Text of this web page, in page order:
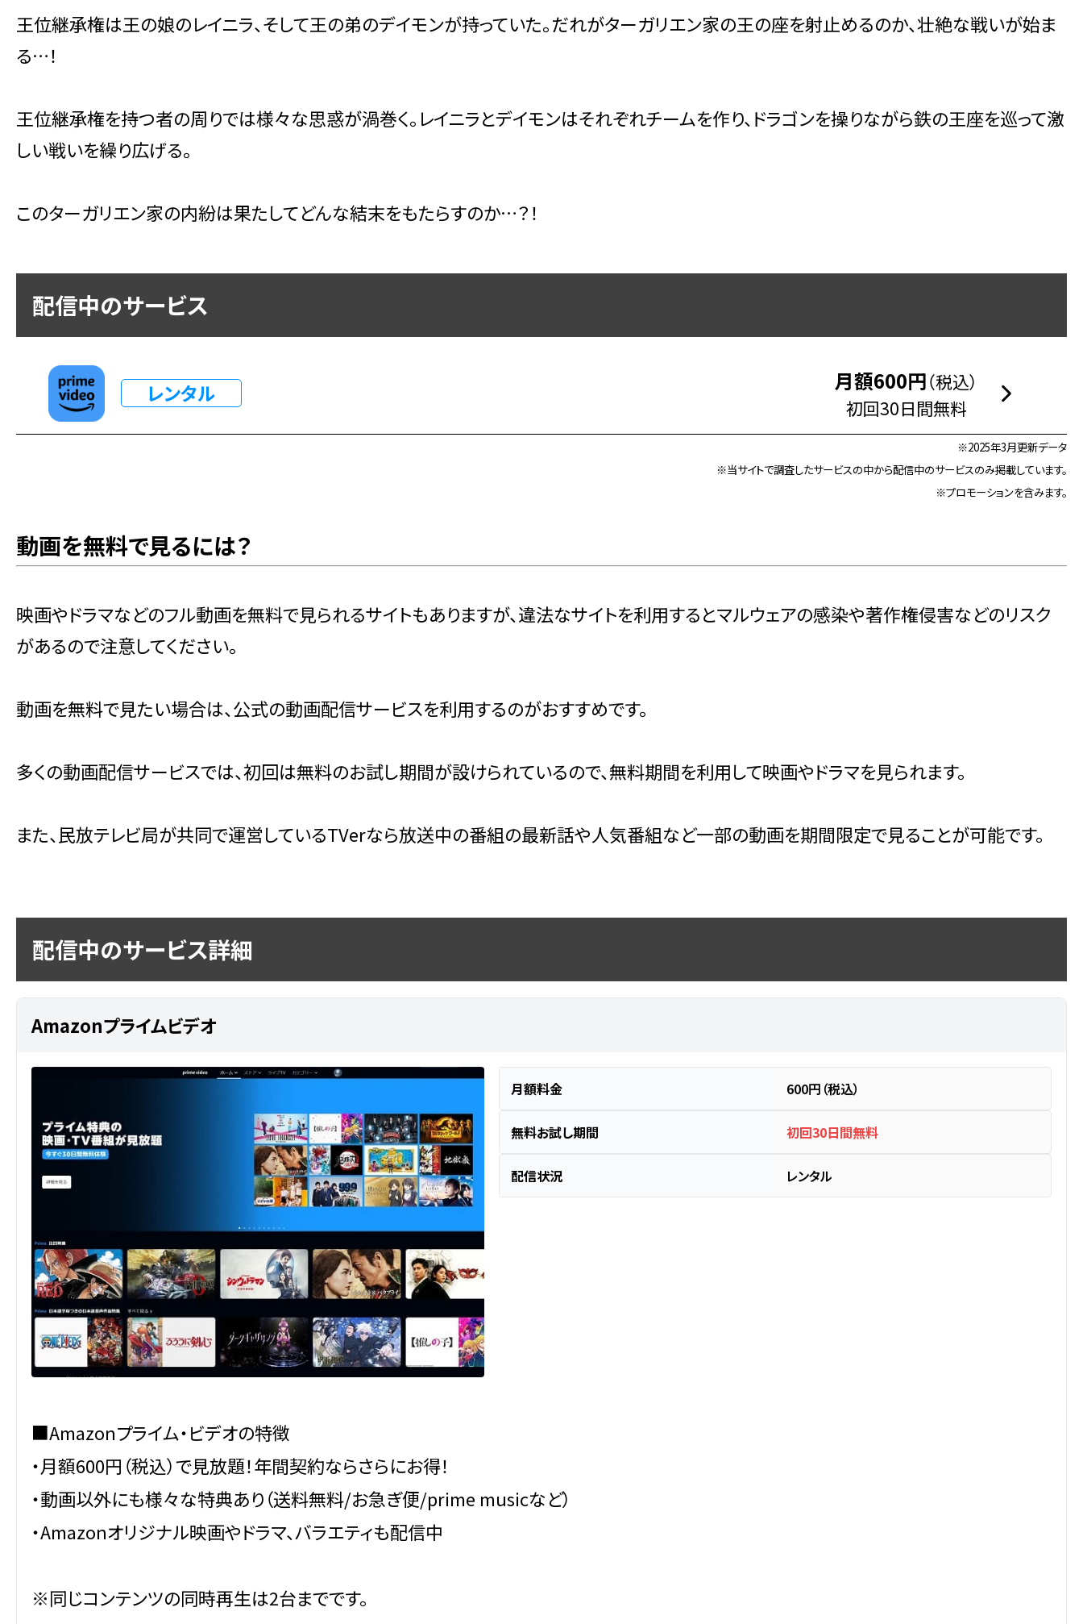
王位継承権は王の娘のレイニラ、そして王の弟のデイモンが持っていた。だれがターガリエン家の王の座を射止めるのか、壮絶な戦いが始ま
る…！
王位継承権を持つ者の周りでは様々な思惑が渦巻く。レイニラとデイモンはそれぞれチームを作り、ドラゴンを操りながら鉄の王座を巡って激
しい戦いを繰り広げる。
このターガリエン家の内紛は果たしてどんな結末をもたらすのか…？！
配信中のサービス
レンタル 月額600円（税込）
初回30日間無料
※2025年3月更新データ
※当サイトで調査したサービスの中から配信中のサービスのみ掲載しています。
※プロモーションを含みます。
動画を無料で見るには？
映画やドラマなどのフル動画を無料で見られるサイトもありますが、違法なサイトを利用するとマルウェアの感染や著作権侵害などのリスク
があるので注意してください。
動画を無料で見たい場合は、公式の動画配信サービスを利用するのがおすすめです。
多くの動画配信サービスでは、初回は無料のお試し期間が設けられているので、無料期間を利用して映画やドラマを見られます。
また、民放テレビ局が共同で運営しているTVerなら放送中の番組の最新話や人気番組など一部の動画を期間限定で見ることが可能です。
配信中のサービス詳細
Amazonプライムビデオ
月額料金 600円（税込）
無料お試し期間 初回30日間無料
配信状況 レンタル
■Amazonプライム・ビデオの特徴
・月額600円（税込）で見放題！年間契約ならさらにお得！
・動画以外にも様々な特典あり（送料無料/お急ぎ便/prime musicなど）
・Amazonオリジナル映画やドラマ、バラエティも配信中
※同じコンテンツの同時再生は2台までです。